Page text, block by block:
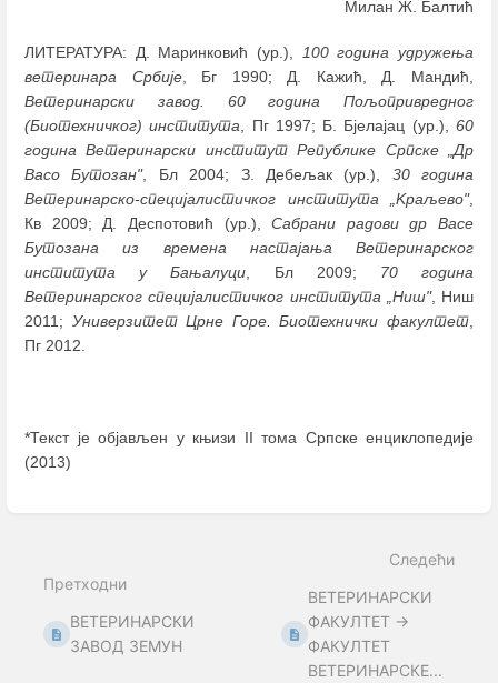
Милан Ж. Балтић
ЛИТЕРАТУРА: Д. Маринковић (ур.),
100 година удружења
ветеринара Србије, Бг 1990; Д. Кажић, Д. Мандић,
Ветеринарски завод. 60 година Пољопривредног
(Биотехничког) института , Пг 1997; Б. Бјелајац (ур.),60
година Ветеринарски институт Републике Српске „Др
Васо Бутозан", Бл 2004; З. Дебељак (ур.), 30 година
Ветеринарско-специјалистичког института „Kраљево",
Кв 2009; Д. Деспотовић (ур.),Сабрани радови др Васе
Бутозана из времена настајања Ветеринарског
института у Бањалуци , Бл 2009; 70 година
Ветеринарског специјалистичког института „Ниш", Ниш
2011; Универзитет Црне Горе. Биотехнички факултет
Пг 2012.
*Текст је објављен у књизи II тома Српске енциклопедије
(2013)
Претходни
ВЕТЕРИНАРСКИ
ЗАВОД ЗЕМУН
Следећи
ВЕТЕРИНАРСКИ
ФАКУЛТЕТ →
ФАКУЛТЕТ
ВЕТЕРИНАРСКЕ...